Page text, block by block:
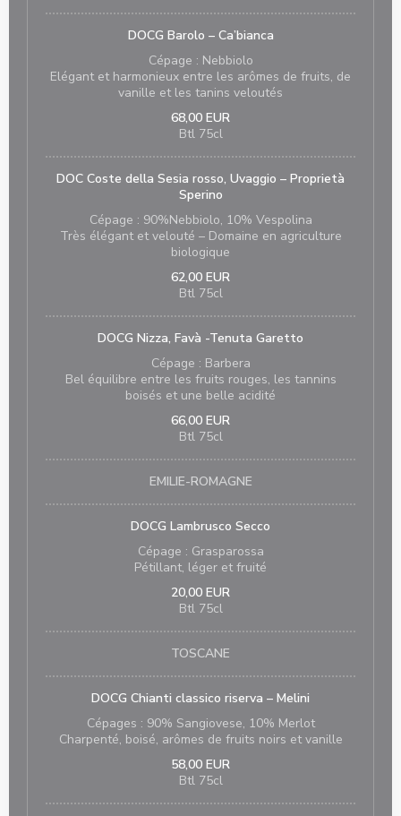
DOCG Barolo – Ca’bianca
Cépage : Nebbiolo
Elégant et harmonieux entre les arômes de fruits, de
vanille et les tanins veloutés
68,00 EUR
Btl 75cl
DOC Coste della Sesia rosso, Uvaggio – Proprietà
Sperino
Cépage : 90%Nebbiolo, 10% Vespolina
Très élégant et velouté – Domaine en agriculture
biologique
62,00 EUR
Btl 75cl
DOCG Nizza, Favà -Tenuta Garetto
Cépage : Barbera
Bel équilibre entre les fruits rouges, les tannins
boisés et une belle acidité
66,00 EUR
Btl 75cl
EMILIE-ROMAGNE
DOCG Lambrusco Secco
Cépage : Grasparossa
Pétillant, léger et fruité
20,00 EUR
Btl 75cl
TOSCANE
DOCG Chianti classico riserva – Melini
Cépages : 90% Sangiovese, 10% Merlot
Charpenté, boisé, arômes de fruits noirs et vanille
58,00 EUR
Btl 75cl